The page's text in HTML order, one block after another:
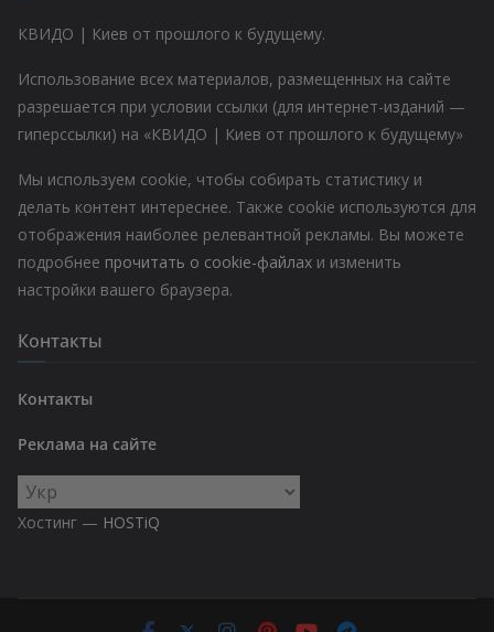
КВИДО | Киев от прошлого к будущему.
Использование всех материалов, размещенных на сайте
разрешается при условии ссылки (для интернет-изданий —
гиперссылки) на «КВИДО | Киев от прошлого к будущему»
Мы используем cookie, чтобы собирать статистику и
делать контент интереснее. Также cookie используются для
отображения наиболее релевантной рекламы. Вы можете
подробнее прочитать о cookie-файлах и изменить
настройки вашего браузера.
Контакты
Контакты
Реклама на сайте
Выбрать
язык
Хостинг — HOSTiQ